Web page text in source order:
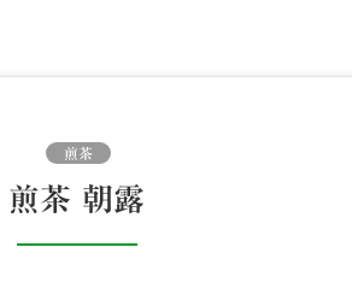
煎茶
煎茶 朝露